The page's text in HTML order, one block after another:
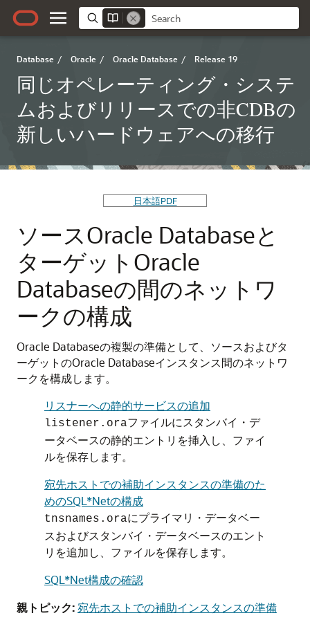
Database / Oracle / Oracle Database / Release 19
同じオペレーティング・システ
ムおよびリリースでの非CDBの
新しいハードウェアへの移行
日本語PDF
ソースOracle Databaseと
ターゲットOracle
Databaseの間のネットワ
ークの構成
Oracle Databaseの複製の準備として、ソースおよびタ
ーゲットのOracle Databaseインスタンス間のネットワ
ークを構成します。
リスナーへの静的サービスの追加
listener.oraファイルにスタンバイ・デ
ータベースの静的エントリを挿入し、ファイ
ルを保存します。
宛先ホストでの補助インスタンスの準備のた
めのSQL*Netの構成
tnsnames.oraにプライマリ・データベー
スおよびスタンバイ・データベースのエント
リを追加し、ファイルを保存します。
SQL*Net構成の確認
親トピック:宛先ホストでの補助インスタンスの準備